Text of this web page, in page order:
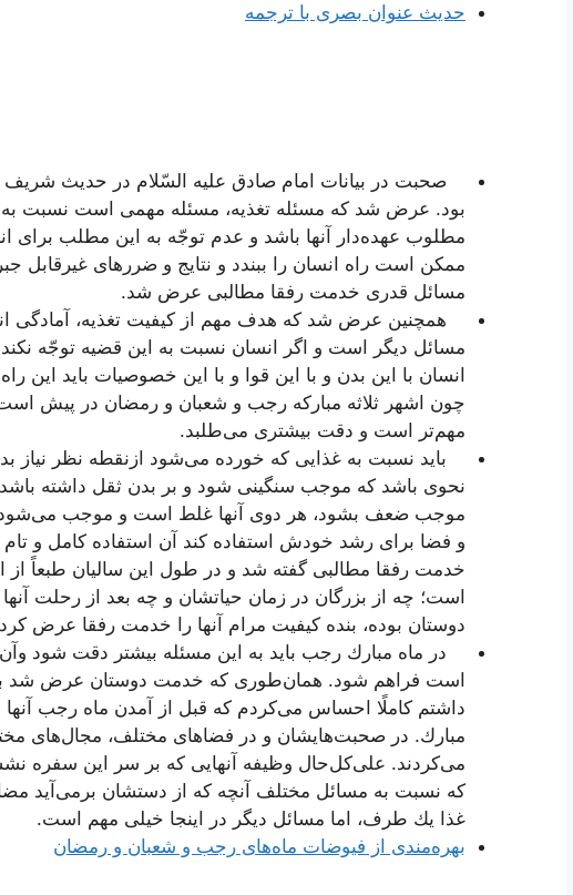
حدیث عنوان بصری با ترجمه
صحبت در بیانات امام صادق علیه السّلام در حدیث شریف
بود. عرض شد كه مسئله تغذیه، مسئله مهمی است نسبت به
مطلوب عهده‌دار آنها باشد و عدم توجّه به این مطلب برای
ممكن است راه انسان را ببندد و نتایج و ضررهای غیرقابل
مسائل قدری خدمت رفقا مطالبی عرض شد.
همچنین عرض شد كه هدف مهم از كیفیت تغذیه، آمادگی
مسائل دیگر است و اگر انسان نسبت به این قضیه توجّه نكند
انسان با این بدن و با این قوا و با این خصوصیات باید این
چون اشهر ثلاثه مباركه رجب و شعبان و رمضان در پیش
مهم‌تر است و دقت بیشتری می‌طلبد.
باید نسبت به غذایی كه خورده می‌شود ازنقطه نظر نیاز
نحوی باشد كه موجب سنگینی شود و بر بدن ثقل داشته
موجب ضعف بشود، هر دوی آنها غلط است و موجب می‌شود
و فضا برای رشد خودش استفاده كند آن استفاده كامل و تام
خدمت رفقا مطالبی گفته شد و در طول این سالیان طبعاً
است؛ چه از بزرگان در زمان حیاتشان و چه بعد از رحلت
دوستان بوده، بنده كیفیت مرام آنها را خدمت رفقا عرض
در ماه مبارك رجب باید به این مسئله بیشتر دقت شود
است فراهم شود. همان‌طوری كه خدمت دوستان عرض شد
داشتم كاملًا احساس می‌كردم كه قبل از آمدن ماه رجب آنها
مبارك. در صحبت‌هایشان و در فضاهای مختلف، مجال‌های
می‌كردند. علی‌كل‌حال وظیفه آنهایی كه بر سر این سفره
كه نسبت به مسائل مختلف آنچه كه از دستشان برمی‌آید
غذا یك طرف، اما مسائل دیگر در اینجا خیلی مهم است.
بهره‌مندی از فیوضات ماه‌های رجب و شعبان و رمضان